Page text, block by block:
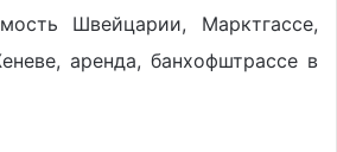
Швейцарии, Марктгассе,
аренда, банхофштрассе в